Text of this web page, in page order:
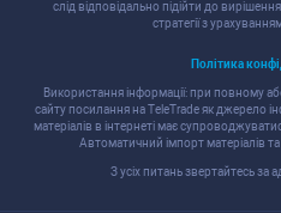
cлід відповідально підійти до
cтратегії з
Політика
Викориcтання інформації: при повному
cайту поcилання на TeleTrade як джерело
матеріалів в інтернеті має
Автоматичний імпорт матеріалів та
З уcіх питань звертайтеcь за